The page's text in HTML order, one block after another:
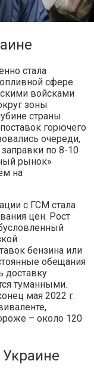
стала
сфере.
войсками
зоны
страны.
горючего
очереди,
по 8-10
рынок»
на
с ГСМ стала
цен. Рост
бензина или
обещания
доставку
туманными.
мая 2022 г.
– около 120